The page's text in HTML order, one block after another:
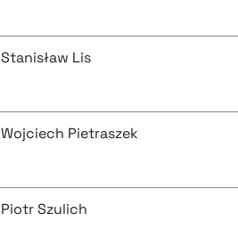
Stanisław Lis
Wojciech Pietraszek
Piotr Szulich